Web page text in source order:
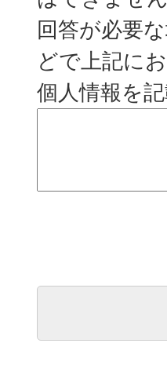
回答が必要
どで上記に
個人情報を